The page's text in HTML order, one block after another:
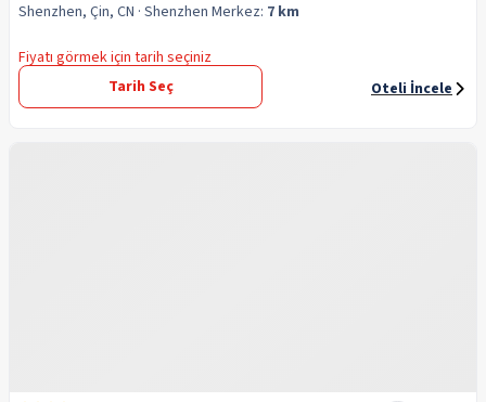
Shenzhen, Çin, CN · Shenzhen Merkez: 7 km
Fiyatı görmek için tarih seçiniz
Tarih Seç
Oteli İncele